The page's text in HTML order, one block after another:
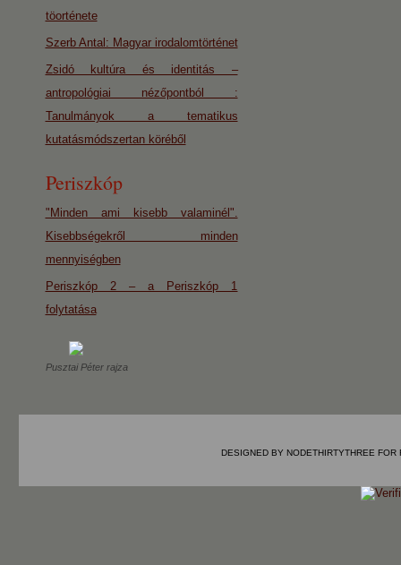
töorténete
Szerb Antal: Magyar irodalomtörténet
Zsidó kultúra és identitás –
antropológiai nézőpontból :
Tanulmányok a tematikus
kutatásmódszertan köréből
Periszkóp
"Minden ami kisebb valaminél".
Kisebbségekről minden
mennyiségben
Periszkóp 2 – a Periszkóp 1
folytatása
Pusztai Péter rajza
DESIGNED BY NODETHIRTYTHREE FOR